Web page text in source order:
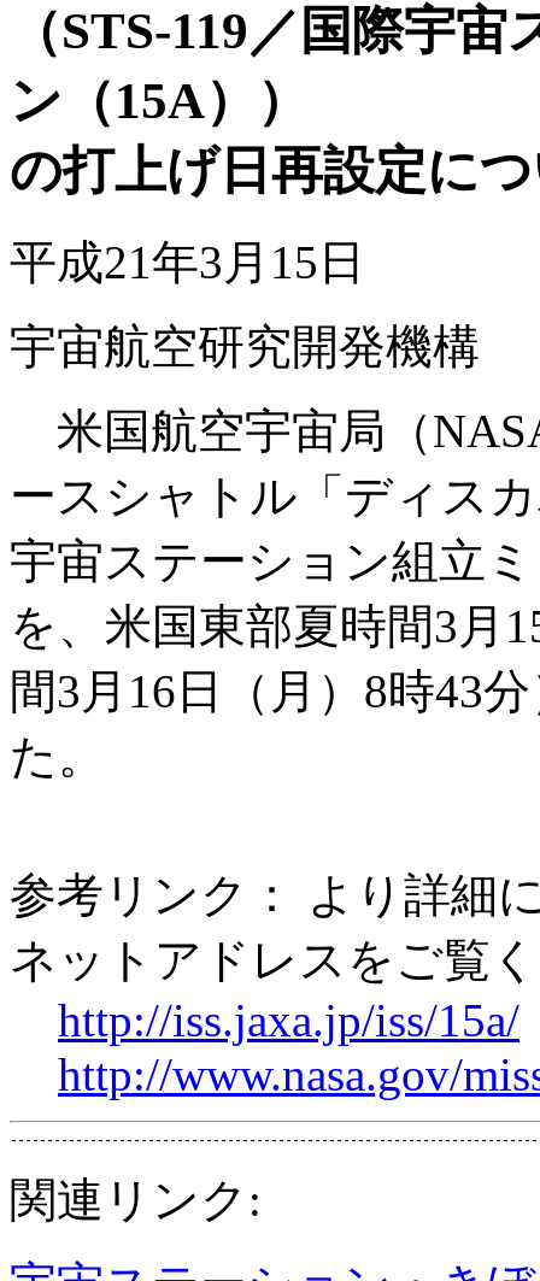
（STS-119／国際宇
ン（15A））
の打上げ日再設定に
平成21年3月15日
宇宙航空研究開発機構
米国航空宇宙局（
ースシャトル「ディス
宇宙ステーション組立
を、米国東部夏時間3月
間3月16日（月）8時43
た。
参考リンク： より詳細
ネットアドレスをご覧
http://iss.jaxa.jp/iss/15a/
http://www.nasa.gov/
関連リンク: